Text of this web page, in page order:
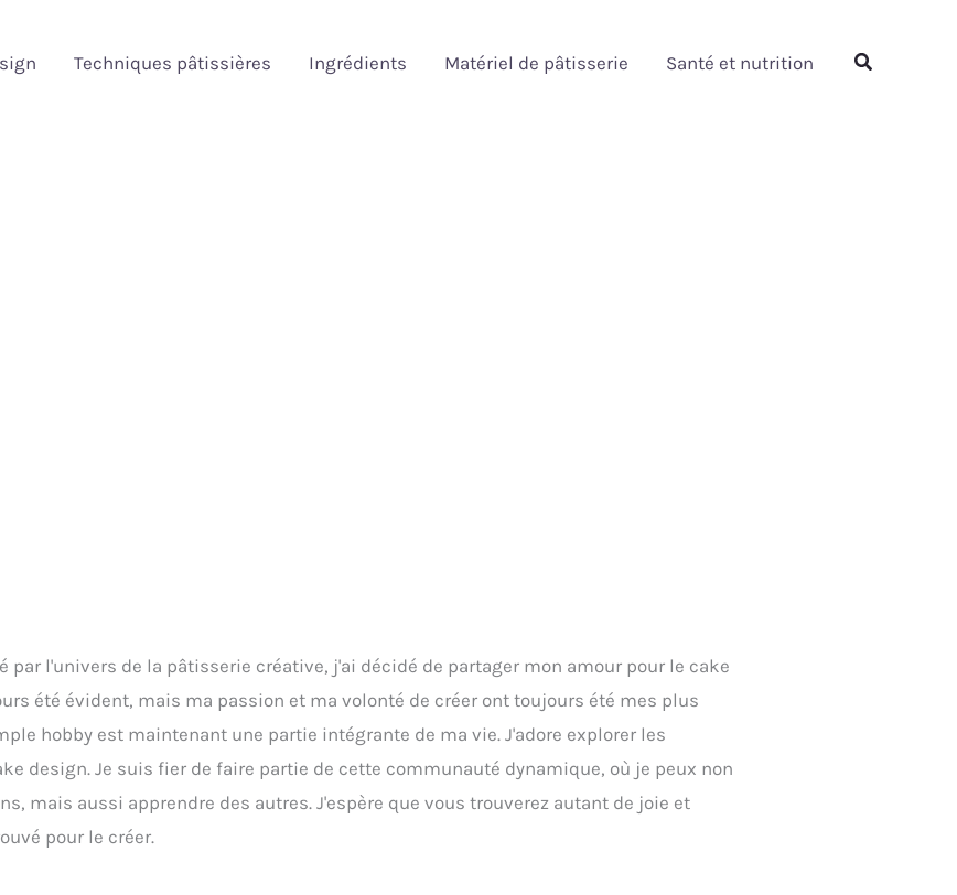
Techniques pâtissières Ingrédients Matériel de pâtisserie Santé et nutrition Rechercher
par l'univers de la pâtisserie créative, j'ai décidé de partager mon amour pour le cake
été évident, mais ma passion et ma volonté de créer ont toujours été mes plus
hobby est maintenant une partie intégrante de ma vie. J'adore explorer les
design. Je suis fier de faire partie de cette communauté dynamique, où je peux non
mais aussi apprendre des autres. J'espère que vous trouverez autant de joie et
pour le créer.